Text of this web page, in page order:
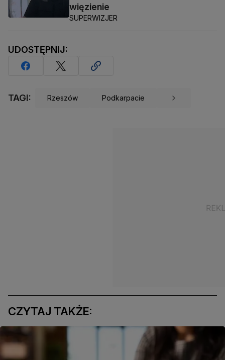
więzienie
SUPERWIZJER
UDOSTĘPNIJ:
TAGI: Rzeszów Podkarpacie
CZYTAJ TAKŻE: